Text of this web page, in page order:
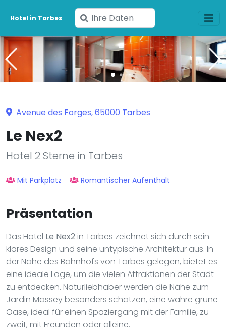
Hotel in Tarbes
Geben
Sie
Ihre
Daten
ein
Avenue des Forges, 65000 Tarbes
Le Nex2
Hotel 2 Sterne in Tarbes
Mit Parkplatz Romantischer Aufenthalt
Präsentation
Das Hotel Le Nex2 in Tarbes zeichnet sich durch sein
klares Design und seine untypische Architektur aus. In
der Nähe des Bahnhofs von Tarbes gelegen, bietet es
eine ideale Lage, um die vielen Attraktionen der Stadt
zu entdecken. Naturliebhaber werden die Nähe zum
Jardin Massey besonders schätzen, eine wahre grüne
Oase, ideal für einen Spaziergang mit der Familie, zu
zweit, mit Freunden oder alleine.